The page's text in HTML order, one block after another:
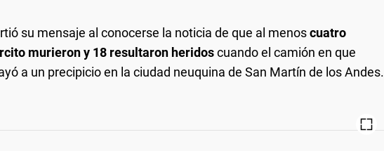
su mensaje al conocerse la noticia de que al menoscuatro
murieron y 18 resultaron heridoscuando el camión en que
a un precipicio en la ciudad neuquina de San Martín de los Andes.